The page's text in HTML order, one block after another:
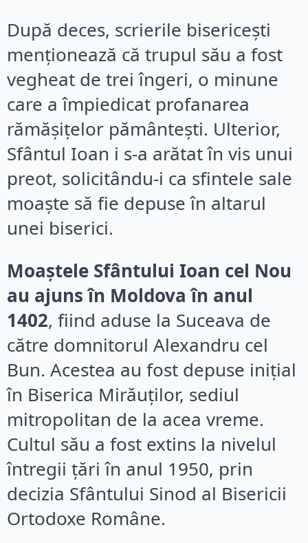
După deces, scrierile bisericești
menționează că trupul său a fost
vegheat de trei îngeri, o minune
care a împiedicat profanarea
rămășițelor pământești. Ulterior,
Sfântul Ioan i s-a arătat în vis unui
preot, solicitându-i ca sfintele sale
moaște să fie depuse în altarul
unei biserici.
Moaștele Sfântului Ioan cel Nou
au ajuns în Moldova în anul
1402, fiind aduse la Suceava de
către domnitorul Alexandru cel
Bun. Acestea au fost depuse inițial
în Biserica Mirăuților, sediul
mitropolitan de la acea vreme.
Cultul său a fost extins la nivelul
întregii țări în anul 1950, prin
decizia Sfântului Sinod al Bisericii
Ortodoxe Române.